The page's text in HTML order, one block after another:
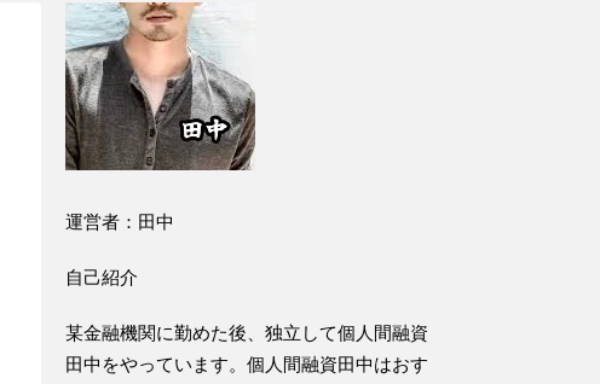
運営者：田中
自己紹介
某金融機関に勤めた後、独立して個人間融資
田中をやっています。個人間融資田中はおす